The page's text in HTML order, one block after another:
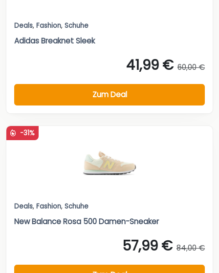
Deals, Fashion, Schuhe
Adidas Breaknet Sleek
41,99 € 60,00 €
Zum Deal
-31%
Deals, Fashion, Schuhe
New Balance Rosa 500 Damen-Sneaker
57,99 € 84,00 €